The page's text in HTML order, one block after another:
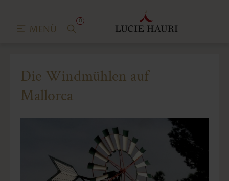
MENÜ
0
Die Windmühlen auf
Mallorca